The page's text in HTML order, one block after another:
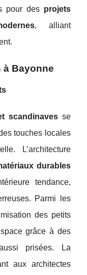
pour des projets
, alliant
à Bayonne
scandinavesse
touches locales
L’architecture
durables
tendance,
Parmi les
des petits
grâce à des
prisées. La
aux architectes